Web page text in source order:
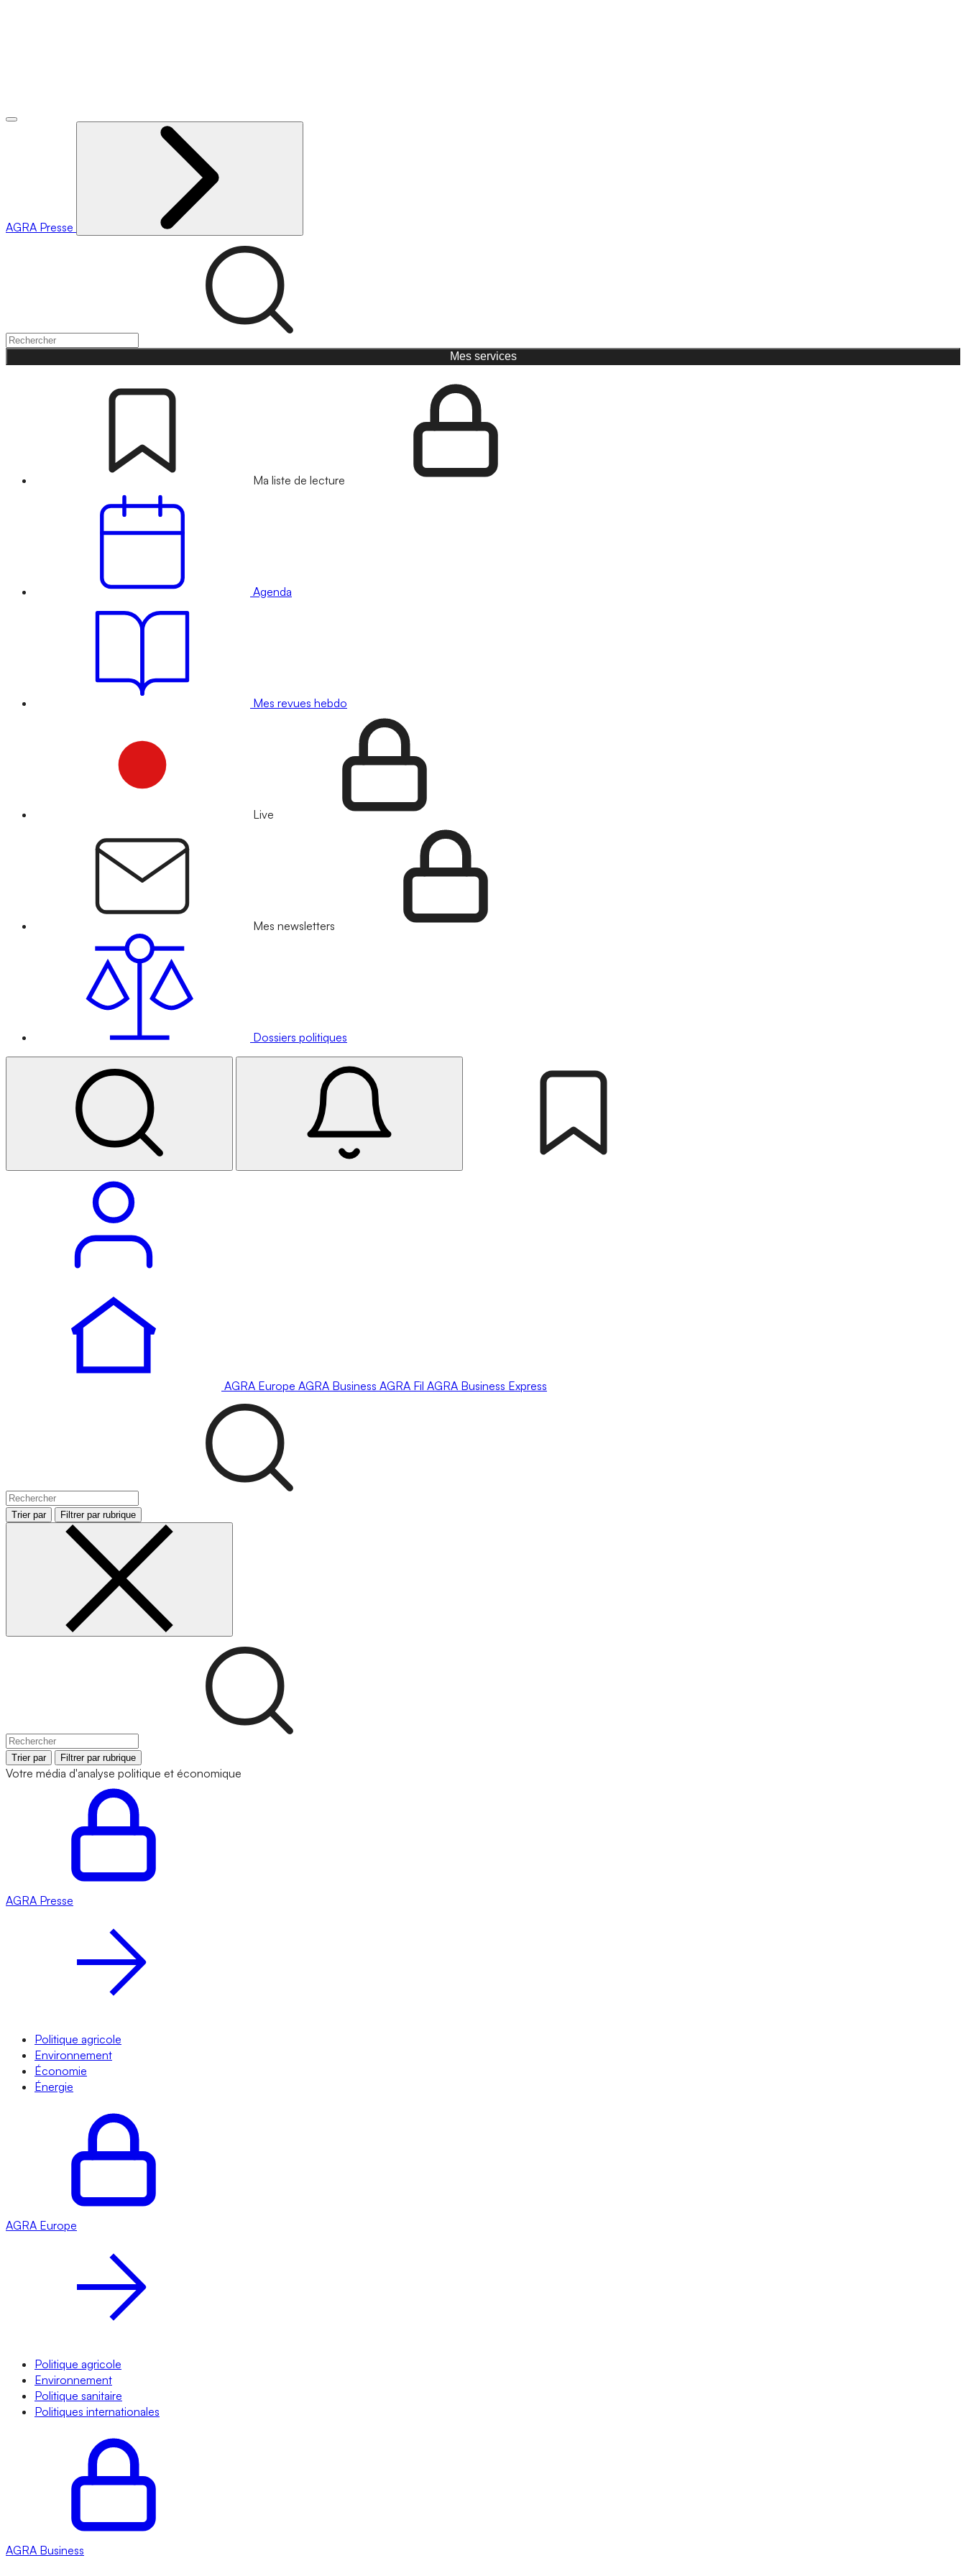
AGRA Presse
Mes services
Ma liste de lecture
Agenda
Mes revues hebdo
Live
Mes newsletters
Dossiers politiques
AGRA Europe AGRA Business AGRA Fil AGRA Business Express
Trier par Filtrer par rubrique
Trier par Filtrer par rubrique
Votre média d'analyse politique et économique
AGRA Presse
Politique agricole
Environnement
Économie
Énergie
AGRA Europe
Politique agricole
Environnement
Politique sanitaire
Politiques internationales
AGRA Business